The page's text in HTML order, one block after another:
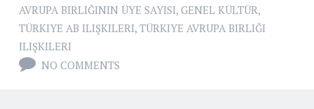
AVRUPA BIRLIĞININ ÜYE SAYISI, GENEL KÜLTÜR,
TÜRKIYE AB ILIŞKILERI, TÜRKIYE AVRUPA BIRLIĞI
ILIŞKILERI
NO COMMENTS